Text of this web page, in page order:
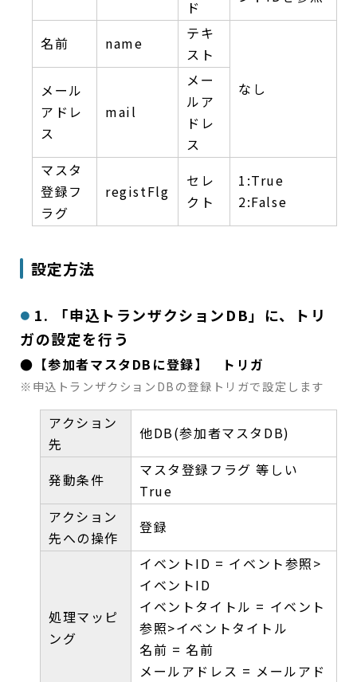
ド
名前 name
テキ
スト
なし
メール
アドレ
ス
mail
メー
ルア
ドレ
ス
マスタ
登録フ
ラグ
registFlg
セレ
クト
1:True
2:False
設定方法
1. 「申込トランザクションDB」に、トリ
ガの設定を行う
●【参加者マスタDBに登録】 トリガ
※申込トランザクションDBの登録トリガで設定します
アクション
先
他DB(参加者マスタDB)
発動条件
マスタ登録フラグ 等しい
True
アクション
先への操作
登録
処理マッピ
ング
イベントID = イベント参照>
イベントID
イベントタイトル = イベント
参照>イベントタイトル
名前 = 名前
メールアドレス = メールアド